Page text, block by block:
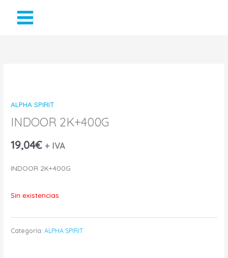
ALPHA SPIRIT
INDOOR 2K+400G
19,04€ + IVA
INDOOR 2K+400G
Sin existencias
Categoría:ALPHA SPIRIT